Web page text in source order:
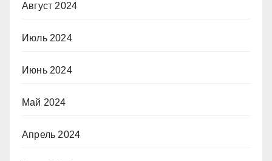
Август 2024
Июль 2024
Июнь 2024
Май 2024
Апрель 2024